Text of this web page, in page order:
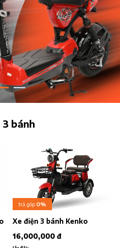
3 bánh
trả góp 0%
Xe điện 3 bánh Kenko
16,000,000 đ